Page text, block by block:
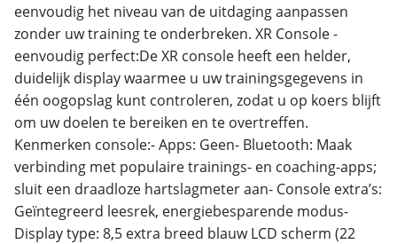
eenvoudig het niveau van de uitdaging aanpassen
zonder uw training te onderbreken. XR Console -
eenvoudig perfect:De XR console heeft een helder,
duidelijk display waarmee u uw trainingsgegevens in
één oogopslag kunt controleren, zodat u op koers blijft
om uw doelen te bereiken en te overtreffen.
Kenmerken console:- Apps: Geen- Bluetooth: Maak
verbinding met populaire trainings- en coaching-apps;
sluit een draadloze hartslagmeter aan- Console extra’s:
Geïntegreerd leesrek, energiebesparende modus-
Display type: 8,5 extra breed blauw LCD scherm (22